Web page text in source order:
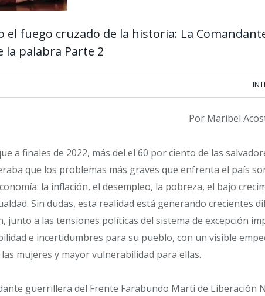
el fuego cruzado de la historia: La
la palabra Parte 2
Por Maribel
a finales de 2022, más del el 60 por ciento de las
que los problemas más graves que enfrenta el país
la inflación, el desempleo, la pobreza, el bajo
Sin dudas, esta realidad está generando crecientes
junto a las tensiones políticas del sistema de excepción
e incertidumbres para su pueblo, con un visible
mujeres y mayor vulnerabilidad para ellas.
guerrillera del Frente Farabundo Martí de Liberación